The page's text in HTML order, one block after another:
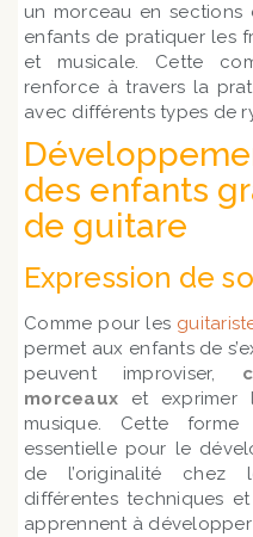
un morceau en
enfants de pratiquer les
et musicale. Cette
renforce à travers la
avec différents types de
des enfants
de guitare
Expression de
Comme pour les
permet aux enfants de
peuvent improviser,
morceaux et exprimer
musique. Cette forme
essentielle pour le
de l’originalité chez
différentes techniques
apprennent à